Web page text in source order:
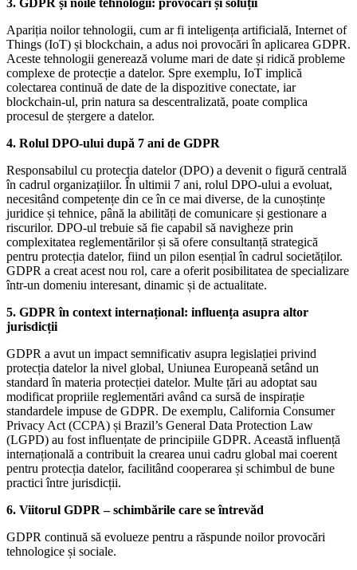
Apariția noilor tehnologii, cum ar fi inteligența artificială, Internet of
Things (IoT) și blockchain, a adus noi provocări în aplicarea GDPR.
Aceste tehnologii generează volume mari de date și ridică probleme
complexe de protecție a datelor. Spre exemplu, IoT implică
colectarea continuă de date de la dispozitive conectate, iar
blockchain-ul, prin natura sa descentralizată, poate complica
procesul de ștergere a datelor.
4. Rolul DPO-ului după 7 ani de GDPR
Responsabilul cu protecția datelor (DPO) a devenit o figură centrală
în cadrul organizațiilor. În ultimii 7 ani, rolul DPO-ului a evoluat,
necesitând competențe din ce în ce mai diverse, de la cunoștințe
juridice și tehnice, până la abilități de comunicare și gestionare a
riscurilor. DPO-ul trebuie să fie capabil să navigheze prin
complexitatea reglementărilor și să ofere consultanță strategică
pentru protecția datelor, fiind un pilon esențial în cadrul societăților.
GDPR a creat acest nou rol, care a oferit posibilitatea de specializare
într-un domeniu interesant, dinamic și de actualitate.
5. GDPR în context internațional: influența asupra altor
jurisdicții
GDPR a avut un impact semnificativ asupra legislației privind
protecția datelor la nivel global, Uniunea Europeană setând un
standard în materia protecției datelor. Multe țări au adoptat sau
modificat propriile reglementări având ca sursă de inspirație
standardele impuse de GDPR. De exemplu, California Consumer
Privacy Act (CCPA) și Brazil’s General Data Protection Law
(LGPD) au fost influențate de principiile GDPR. Această influență
internațională a contribuit la crearea unui cadru global mai coerent
pentru protecția datelor, facilitând cooperarea și schimbul de bune
practici între jurisdicții.
6. Viitorul GDPR – schimbările care se întrevăd
GDPR continuă să evolueze pentru a răspunde noilor provocări
tehnologice și sociale.